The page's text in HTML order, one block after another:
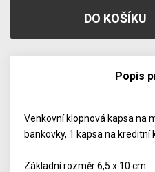
Popis
Venkovní klopnová kapsa na
bankovky, 1 kapsa na kreditní
Základní rozměr 6,5 x 10 cm